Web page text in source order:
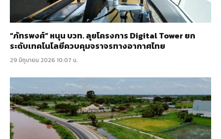
“ภัทรพงศ์” หนุน บวท. ลุยโครงการ Digital Tower ยก
ระดับเทคโนโลยีควบคุมจราจรทางอากาศไทย
29 มิถุนายน 2026 10:07 น.